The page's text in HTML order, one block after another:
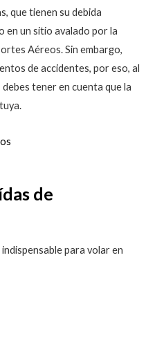
que tienen su debida
en un sitio avalado por la
Aéreos. Sin embargo,
de accidentes, por eso, al
tener en cuenta que la
de
para volar en